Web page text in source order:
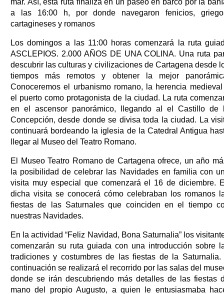
a las 16:00 h, por donde navegaron fenicios,
cartagineses y romanos
Los domingos a las 11:00 horas comenzará la ruta
ASCLEPIOS. 2.000 AÑOS DE UNA COLINA. Una ruta
descubrir las culturas y civilizaciones de Cartagena desde
tiempos más remotos y obtener la mejor
Conoceremos el urbanismo romano, la herencia
el puerto como protagonista de la ciudad. La ruta
en el ascensor panorámico, llegando al el Castillo de
Concepción, desde donde se divisa toda la ciudad. La
continuará bordeando la iglesia de la Catedral Antigua
llegar al Museo del Teatro Romano.
El Museo Teatro Romano de Cartagena ofrece, un año
la posibilidad de celebrar las Navidades en familia con
visita muy especial que comenzará el 16 de diciembre.
dicha visita se conocerá cómo celebraban los romanos
fiestas de las Saturnales que coinciden en el tiempo
nuestras Navidades.
En la actividad “Feliz Navidad, Bona Saturnalia” los
comenzarán su ruta guiada con una introducción sobre
tradiciones y costumbres de las fiestas de la Saturnalia.
continuación se realizará el recorrido por las salas del
donde se irán descubriendo más detalles de las fiestas
mano del propio Augusto, a quien le entusiasmaba